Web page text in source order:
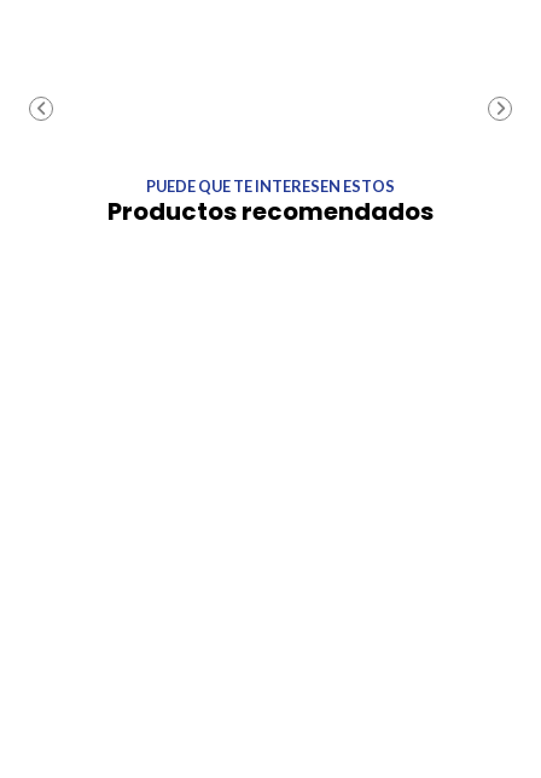
PUEDE QUE TE INTERESEN ESTOS
Productos recomendados